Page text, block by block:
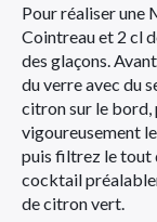
Pour réaliser une
Cointreau et 2 cl
des glaçons.
du verre avec du
citron sur le bord,
vigoureusement
puis filtrez le tout
cocktail
de citron vert.